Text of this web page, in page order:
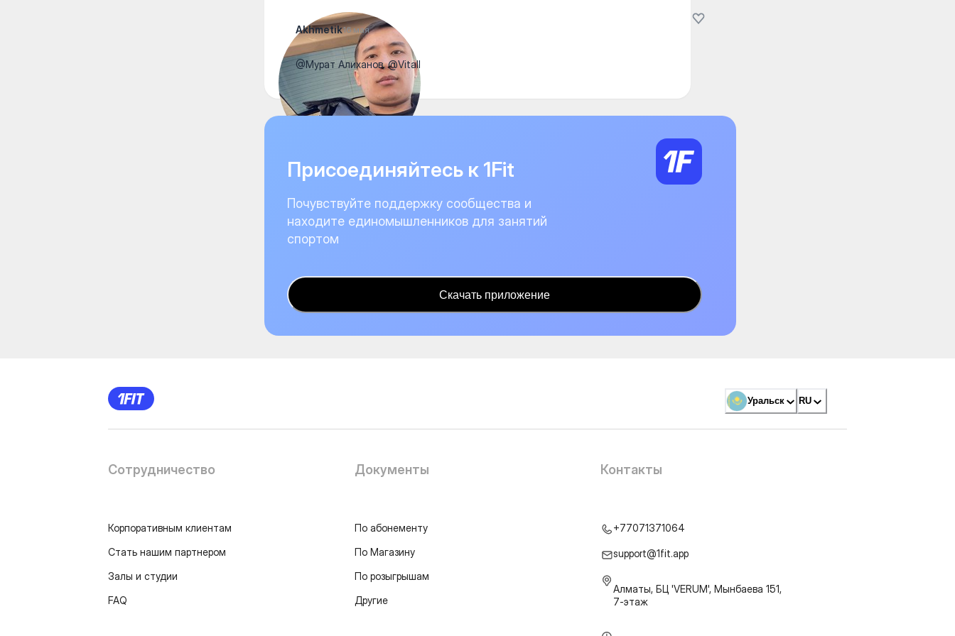
Akhmetik16 мая
@Мурат Алиханов, @Vitall
Присоединяйтесь к 1Fit
Почувствуйте поддержку сообщества и
находите единомышленников для занятий
спортом
Скачать приложение
Уральск RU
Сотрудничество
Корпоративным клиентам
Стать нашим партнером
Залы и студии
FAQ
Документы
По абонементу
По Магазину
По розыгрышам
Другие
Контакты
+77071371064
support@1fit.app
Алматы, БЦ 'VERUM', Мынбаева 151,
7-этаж